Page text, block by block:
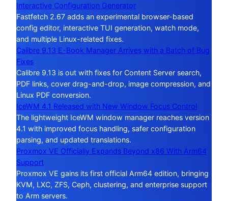
Interactive Configuration Generator
Fastfetch 2.67 adds an experimental browser-based
config editor, interactive TUI generation, watch mode,
and multiple Linux-related fixes.
Calibre 9.13 E-Book Manager Arrives with a Batch of Bug
Fixes
Calibre 9.13 is out with fixes for Content Server search,
PDF links, cover drag-and-drop, image compression, and
Linux PDF conversion.
IceWM 4.1 Released with New Window Focus Control
The lightweight IceWM window manager reaches version
4.1 with improved focus handling, safer configuration
parsing, and updated translations.
Proxmox VE Officially Expands Beyond x86 With Arm64
Support
Proxmox VE gains its first official Arm64 edition, bringing
KVM, LXC, ZFS, Ceph, clustering, and enterprise support
to Arm servers.